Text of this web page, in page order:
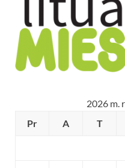
2026 m.
Pr
A T